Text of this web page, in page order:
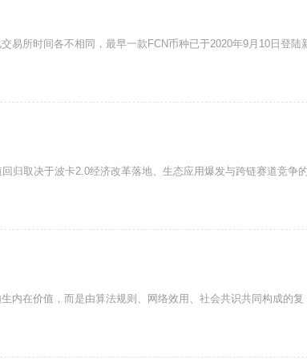
易所时间各不相同，最早一款FCN币种已于2020年9月10日登陆
归取决于波卡2.0经济改革落地、生态应用爆发与跨链赛道竞争
内在价值，而是由算法规则、网络效用、社会共识共同构成的复